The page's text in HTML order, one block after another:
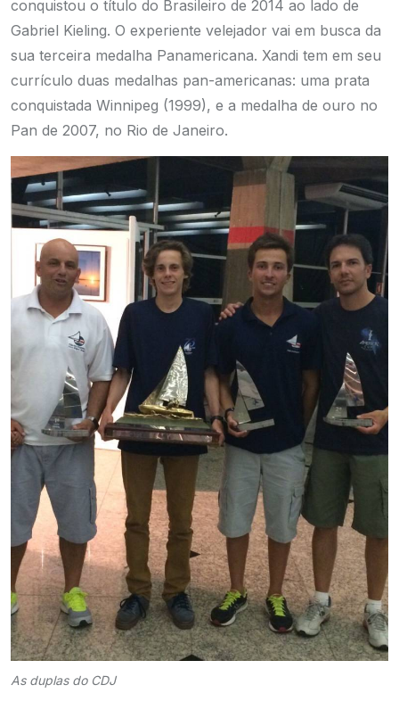
conquistou o título do Brasileiro de 2014 ao lado de
Gabriel Kieling. O experiente velejador vai em busca da
sua terceira medalha Panamericana. Xandi tem em seu
currículo duas medalhas pan-americanas: uma prata
conquistada Winnipeg (1999), e a medalha de ouro no
Pan de 2007, no Rio de Janeiro.
As duplas do CDJ